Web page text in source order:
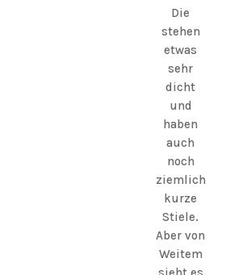
Die
stehen
etwas
sehr
dicht
und
haben
auch
noch
ziemlich
kurze
Stiele.
Aber von
Weitem